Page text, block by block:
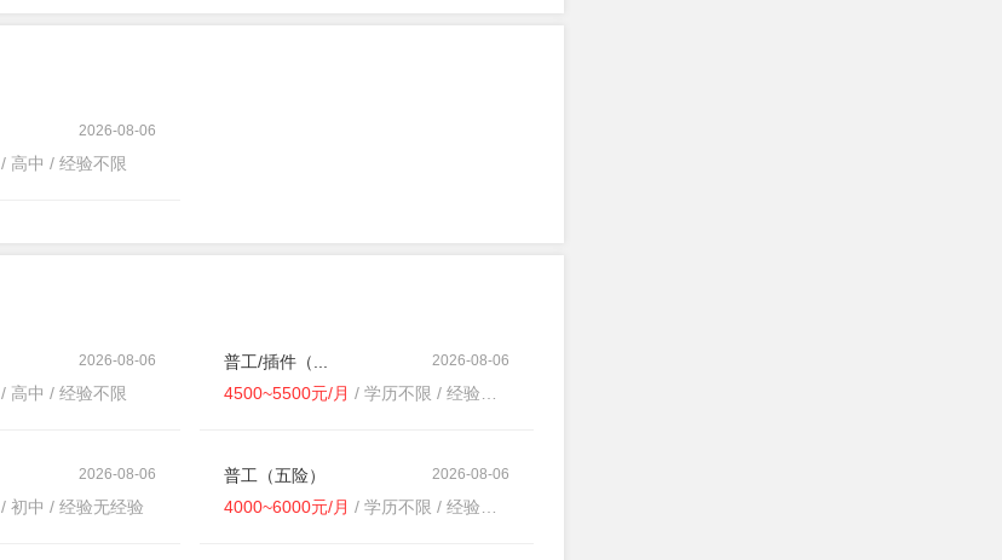
2026-08-06
/ 高中 / 经验不限
2026-08-06
/ 高中 / 经验不限
2026-08-06
普工/插件（...
4500~5500元/月 / 学历不限 / 经验不限
2026-08-06
/ 初中 / 经验无经验
2026-08-06
普工（五险）
4000~6000元/月 / 学历不限 / 经验不限